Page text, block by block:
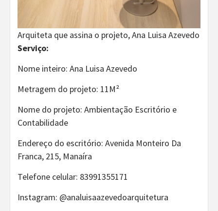
Arquiteta que assina o projeto, Ana Luisa Azevedo
Serviço:
Nome inteiro: Ana Luisa Azevedo
Metragem do projeto: 11M²
Nome do projeto: Ambientação Escritório e
Contabilidade
Endereço do escritório: Avenida Monteiro Da
Franca, 215, Manaíra
Telefone celular: 83991355171
Instagram: @analuisaazevedoarquitetura